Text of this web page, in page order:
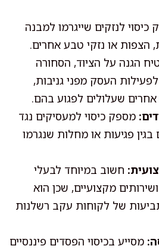
כיסוי לנזקים שייגרמו למבנה
הצפות או נזקי טבע אחרים.
הגנה על הציוד, הסחורה
לפעילות העסק מפני גניבות,
אחרים שעלולים לפגוע בהם.
מספק כיסוי למעסיקים נגד
פגיעות או מחלות שנגרמו
חשוב במיוחד לבעלי
מקצועיים, שכן הוא
של לקוחות עקב רשלנות
מסייע בכיסוי הפסדים פיננסיים